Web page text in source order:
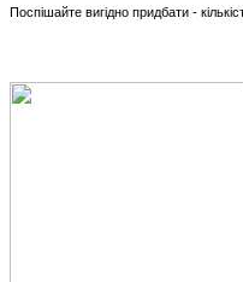
Поспішайте вигідно придбати -